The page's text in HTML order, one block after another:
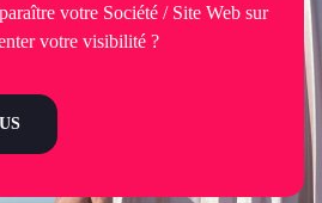
votre Société / Site Web sur
votre visibilité ?